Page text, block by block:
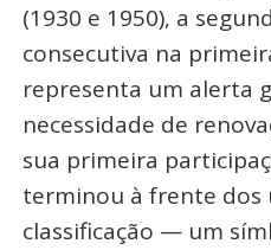
(1930 e 1950), a
consecutiva na
representa um alerta
necessidade de
sua primeira
terminou à frente dos
classificação — um